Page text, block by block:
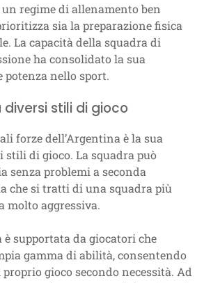
regime di allenamento ben
sia la preparazione fisica
La capacità della squadra di
ha consolidato la sua
potenza nello sport.
stili di gioco
forze dell’Argentina è la sua
di gioco. La squadra può
senza problemi a seconda
che si tratti di una squadra più
molto aggressiva.
supportata da giocatori che
gamma di abilità, consentendo
gioco secondo necessità. Ad